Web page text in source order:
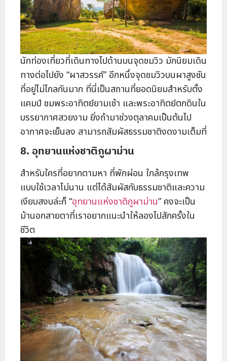
นักท่องเที่ยวที่เดินทางไปด้านบนจุดชมวิว มักนิยมเดิน
ทางต่อไปยัง “ผาสวรรค์” อีกหนึ่งจุดชมวิวบนผาสูงชัน
ที่อยู่ไม่ไกลกันมาก ที่นี่เป็นสถานที่ยอดนิยมสำหรับตั้ง
แคมป์ ชมพระอาทิตย์ยามเช้า และพระอาทิตย์ตกดินใน
บรรยากาศสวยงาม ยิ่งถ้ามาช่วงตุลาคมเป็นต้นไป
อากาศจะเย็นลง สามารถสัมผัสธรรมชาติงดงามเต็มที่
8. อุทยานแห่งชาติภูผาม่าน
สำหรับใครที่อยากตามหา ที่พักผ่อน ใกล้กรุงเทพ
แบบใช้เวลาไม่นาน แต่ได้สัมผัสกับธรรมชาติและความ
เงียบสงบล่ะก็ “อุทยานแห่งชาติภูผาม่าน” คงจะเป็น
ม้านอกสายตาที่เราอยากแนะนำให้ลองไปสักครั้งใน
ชีวิต